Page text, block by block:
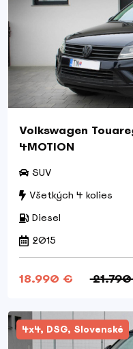
Volkswagen
4MOTION
SUV
Všetkých 4 kolies
Diesel
2015
18.990 €
4x4, DSG, Slovenské